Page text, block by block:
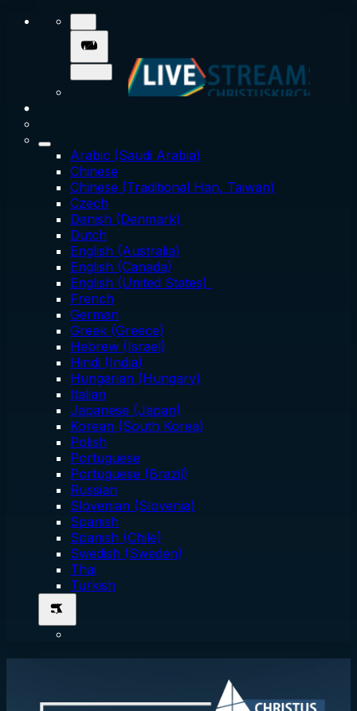
Arabic (Saudi Arabia)
Chinese
Chinese (Traditional Han, Taiwan)
Czech
Danish (Denmark)
Dutch
English (Australia)
English (Canada)
English (United States)
French
German
Greek (Greece)
Hebrew (Israel)
Hindi (India)
Hungarian (Hungary)
Italian
Japanese (Japan)
Korean (South Korea)
Polish
Portuguese
Portuguese (Brazil)
Russian
Slovenian (Slovenia)
Spanish
Spanish (Chile)
Swedish (Sweden)
Thai
Turkish